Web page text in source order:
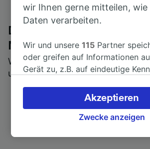
Die ehrliche Meinung von
Nutzern
Wer könnte Ihnen besseres
unsere Kunden selbst?
wir Ihnen gerne mitteilen,
Daten verarbeiten.
Wir und unsere115 Partner
oder greifen auf Informationen
Gerät zu, z.B. auf eindeutige
verarbeiten. Sie können Ihre
akzeptieren oder verwalten,
Ihres Widerspruchsrechts bei
Zwecke anzeigen
Akzeptieren